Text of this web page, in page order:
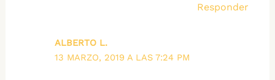
Responder
ALBERTO L.
13 MARZO, 2019 A LAS 7:24 PM